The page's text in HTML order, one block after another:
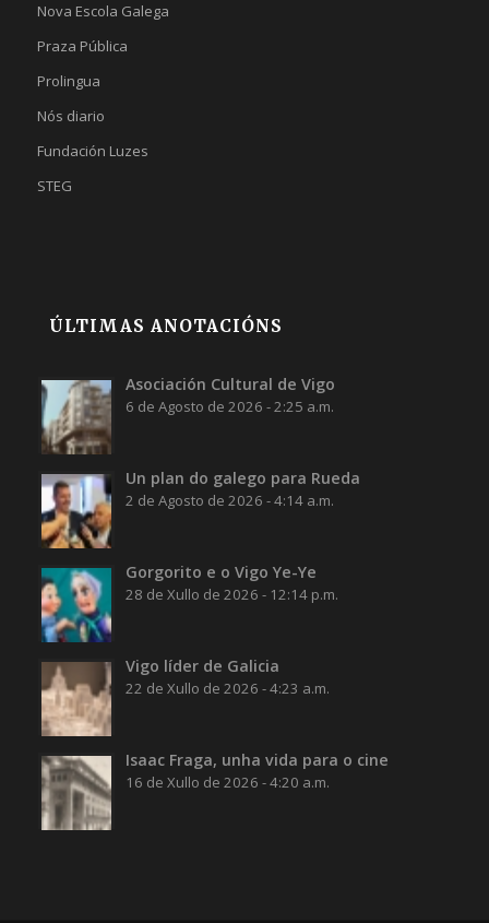
Nova Escola Galega
Praza Pública
Prolingua
Nós diario
Fundación Luzes
STEG
ÚLTIMAS ANOTACIÓNS
Asociación Cultural de Vigo
6 de Agosto de 2026 - 2:25 a.m.
Un plan do galego para Rueda
2 de Agosto de 2026 - 4:14 a.m.
Gorgorito e o Vigo Ye-Ye
28 de Xullo de 2026 - 12:14 p.m.
Vigo líder de Galicia
22 de Xullo de 2026 - 4:23 a.m.
Isaac Fraga, unha vida para o cine
16 de Xullo de 2026 - 4:20 a.m.